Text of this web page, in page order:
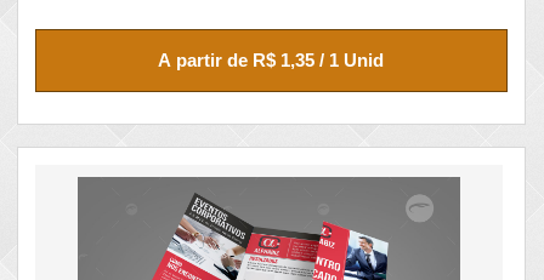
A partir de R$ 1,35 / 1 Unid